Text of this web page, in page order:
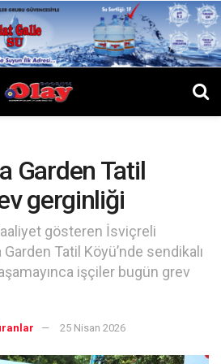
Garden Tatil
gerginliği
gösteren İsviçreli
Tatil Köyü’nde sendikalı
işçiler bugün grev
25 Nisan 2026